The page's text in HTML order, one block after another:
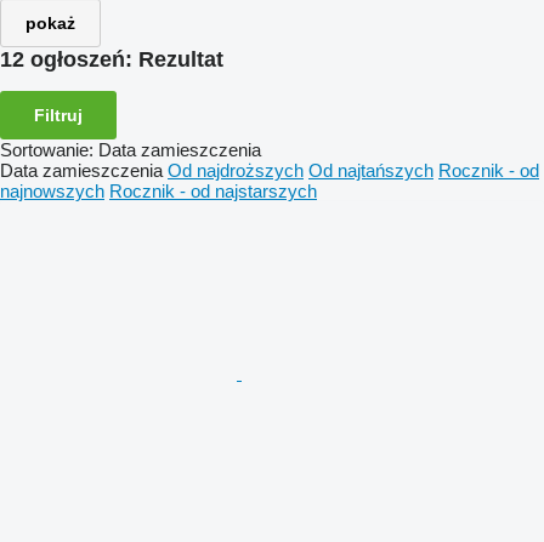
pokaż
12 ogłoszeń: Rezultat
Filtruj
Sortowanie: Data zamieszczenia
Data zamieszczenia Od najdroższych Od najtańszych Rocznik - od
najnowszych Rocznik - od najstarszych